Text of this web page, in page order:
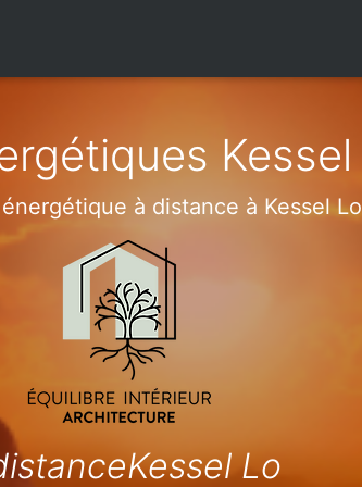
à distance à Kessel Lo
Lo